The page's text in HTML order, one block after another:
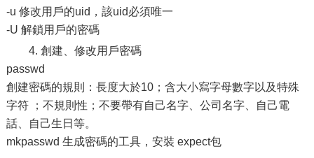
-u 修改用戶的uid，該uid必須唯一
-U 解鎖用戶的密碼
4. 創建、修改用戶密碼
passwd
創建密碼的規則：長度大於10；含大小寫字母數字以及特殊
字符 ；不規則性；不要帶有自己名字、公司名字、自己電
話、自己生日等。
mkpasswd 生成密碼的工具，安裝 expect包